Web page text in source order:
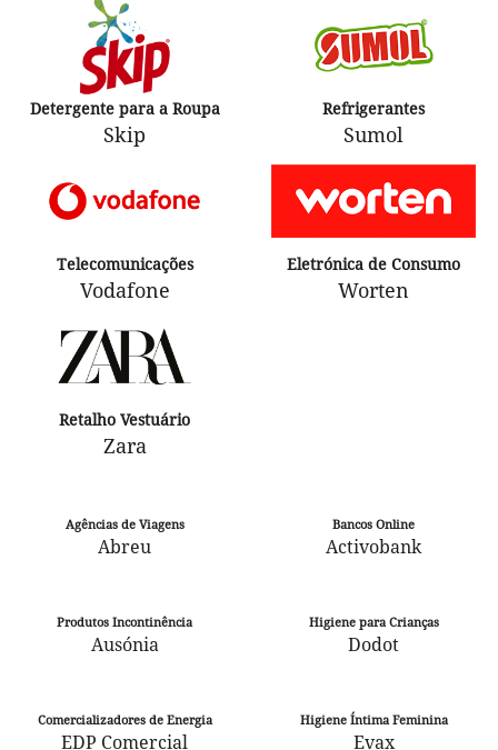
Detergente para a Roupa
Skip
Refrigerantes
Sumol
Telecomunicações
Vodafone
Eletrónica de Consumo
Worten
Retalho Vestuário
Zara
Agências de Viagens
Abreu
Bancos Online
Activobank
Produtos Incontinência
Ausónia
Higiene para Crianças
Dodot
Comercializadores de Energia
EDP Comercial
Higiene Íntima Feminina
Evax